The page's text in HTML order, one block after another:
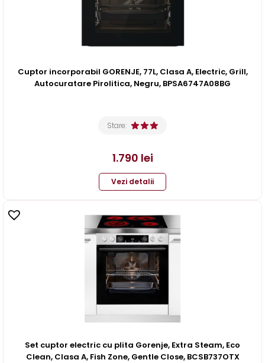
Cuptor incorporabil GORENJE, 77L, Clasa A, Electric, Grill,
Autocuratare Pirolitica, Negru, BPSA6747A08BG
Stare:
1.790 lei
Vezi detalii
Set cuptor electric cu plita Gorenje, Extra Steam, Eco
Clean, Clasa A, Fish Zone, Gentle Close, BCSB737OTX